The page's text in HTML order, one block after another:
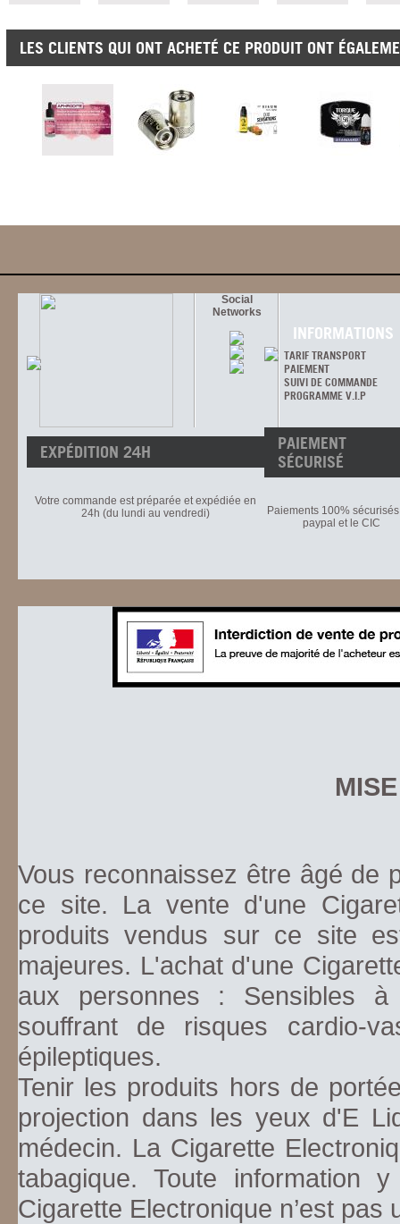
LES CLIENTS QUI ONT ACHETÉ CE PRODUIT ONT
Social
Networks
INFORMATIONS
TARIF TRANSPORT
PAIEMENT
SUIVI DE COMMANDE
PROGRAMME V.I.P
EXPÉDITION 24H
Votre commande est préparée et expédiée en
24h (du lundi au vendredi)
PAIEMENT
SÉCURISÉ
Paiements 100%
paypal et le CIC
Vous reconnaissez être âgé de
ce site. La vente d'une
produits vendus sur ce site
majeures. L'achat d'une
aux personnes : Sensibles
souffrant de risques cardio-
épileptiques.
Tenir les produits hors de
projection dans les yeux d'E
médecin. La Cigarette
tabagique. Toute information
Cigarette Electronique n’est pas